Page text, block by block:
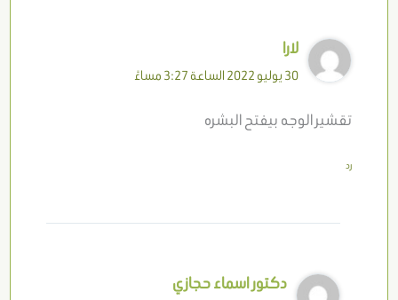
لارا
30 يوليو 2022 الساعة 3:27 مساءً
تقشير الوجه بيفتح البشره
رد
دكتور اسماء حجازي